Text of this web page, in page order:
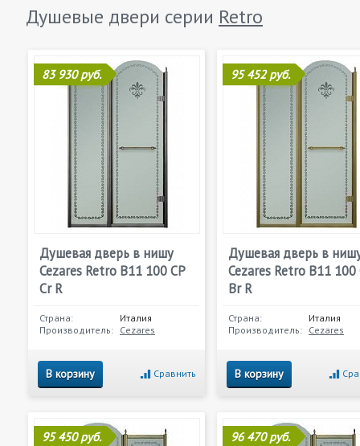
Душевые двери серии Retro
83 930 руб.
Душевая дверь в нишу
Cezares Retro B11 100 CP
Cr R
Страна:
Италия
Производитель: Cezares
В корзину Сравнить
95 452 руб.
Душевая дверь в
Cezares Retro B11 100
Br R
Страна:
Италия
Производитель: Cezares
В корзину
95 450 руб. 96 470 руб.